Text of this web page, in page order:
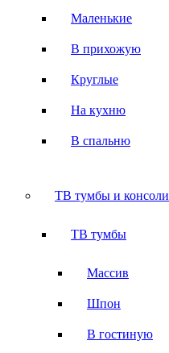
Маленькие
В прихожую
Круглые
На кухню
В спальню
ТВ тумбы и консоли
ТВ тумбы
Массив
Шпон
В гостиную